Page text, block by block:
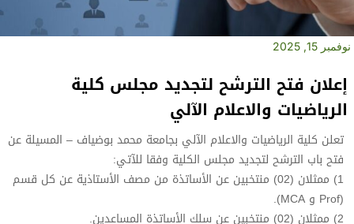
نوفمبر 15, 2025
إعلان فتح الترشح لتجديد مجلس كلية
الرياضيات والاعلام الآلي‎
تعلن كلية الرياضيات والاعلام الآلي بجامعة محمد بوضياف – المسيلة عن
فتح باب الترشح لتجديد مجلس الكلية وفقا للآتي:
1) ممثلان (02) منتخبين عن الأساتذة من مصف الأستاذية عن كل قسم
(Prof و MCA).
2) ممثلان (02) منتخبين عن سلك الأساتذة المساعدين.